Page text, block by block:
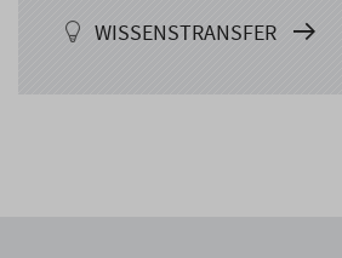
WISSENSTRANSFER